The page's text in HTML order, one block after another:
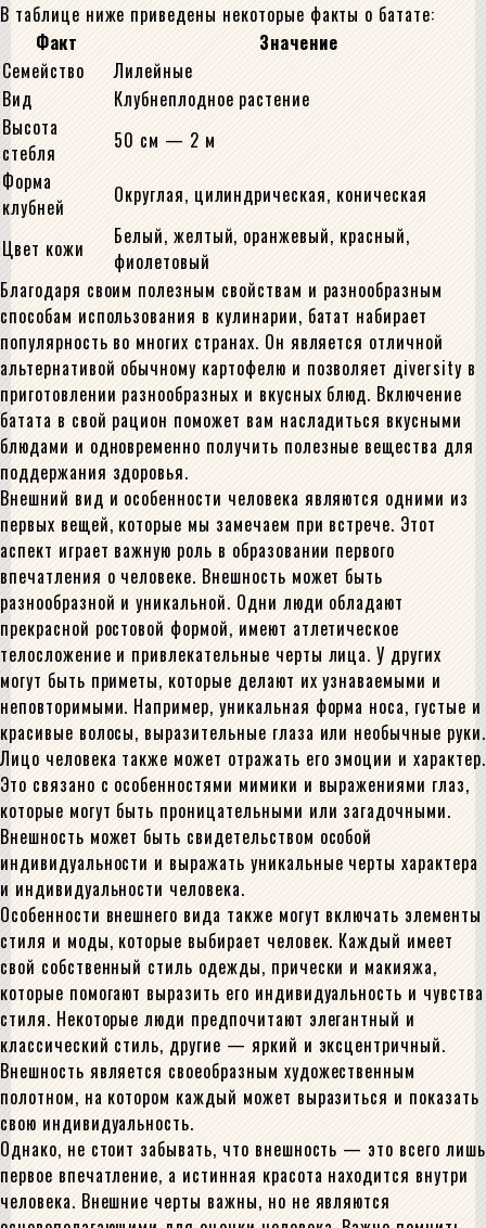
В таблице ниже приведены некоторые факты о батате:
Факт
Значение
Семейство
Лилейные
Вид
Клубнеплодное растение
Высота
стебля
50 см — 2 м
Форма
клубней
Округлая, цилиндрическая, коническая
Цвет кожи
Белый, желтый, оранжевый, красный,
фиолетовый
Благодаря своим полезным свойствам и разнообразным
способам использования в кулинарии, батат набирает
популярность во многих странах. Он является отличной
альтернативой обычному картофелю и позволяет дiversity в
приготовлении разнообразных и вкусных блюд. Включение
батата в свой рацион поможет вам насладиться вкусными
блюдами и одновременно получить полезные вещества для
поддержания здоровья.
Внешний вид и особенности человека являются одними из
первых вещей, которые мы замечаем при встрече. Этот
аспект играет важную роль в образовании первого
впечатления о человеке. Внешность может быть
разнообразной и уникальной. Одни люди обладают
прекрасной ростовой формой, имеют атлетическое
телосложение и привлекательные черты лица. У других
могут быть приметы, которые делают их узнаваемыми и
неповторимыми. Например, уникальная форма носа, густые и
красивые волосы, выразительные глаза или необычные руки.
Лицо человека также может отражать его эмоции и характер.
Это связано с особенностями мимики и выражениями глаз,
которые могут быть проницательными или загадочными.
Внешность может быть свидетельством особой
индивидуальности и выражать уникальные черты характера
и индивидуальности человека.
Особенности внешнего вида также могут включать элементы
стиля и моды, которые выбирает человек. Каждый имеет
свой собственный стиль одежды, прически и макияжа,
которые помогают выразить его индивидуальность и чувства
стиля. Некоторые люди предпочитают элегантный и
классический стиль, другие — яркий и эксцентричный.
Внешность является своеобразным художественным
полотном, на котором каждый может выразиться и показать
свою индивидуальность.
Однако, не стоит забывать, что внешность — это всего лишь
первое впечатление, а истинная красота находится внутри
человека. Внешние черты важны, но не являются